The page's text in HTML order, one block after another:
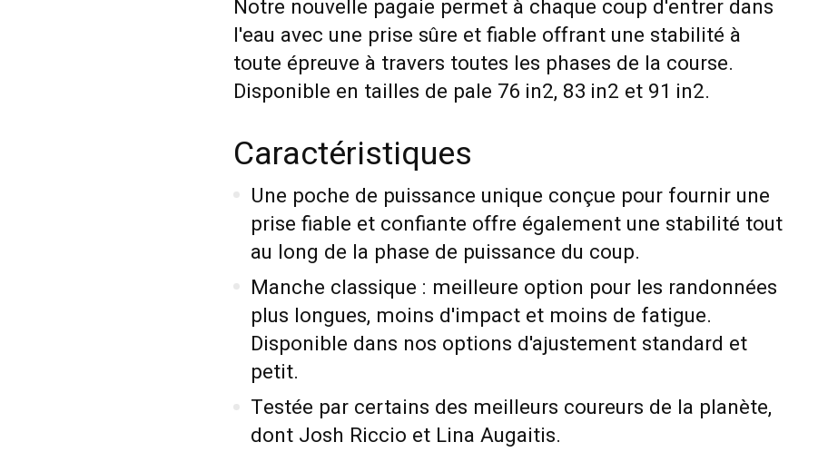
Notre nouvelle pagaie permet à chaque coup d'entrer dans
l'eau avec une prise sûre et fiable offrant une stabilité à
toute épreuve à travers toutes les phases de la course.
Disponible en tailles de pale 76 in2, 83 in2 et 91 in2.
Caractéristiques
Une poche de puissance unique conçue pour fournir une
prise fiable et confiante offre également une stabilité tout
au long de la phase de puissance du coup.
Manche classique : meilleure option pour les randonnées
plus longues, moins d'impact et moins de fatigue.
Disponible dans nos options d'ajustement standard et
petit.
Testée par certains des meilleurs coureurs de la planète,
dont Josh Riccio et Lina Augaitis.